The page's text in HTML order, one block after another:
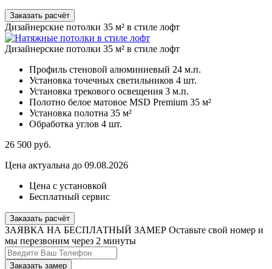
Заказать расчёт
Дизайнерские потолки 35 м² в стиле лофт
Дизайнерские потолки 35 м² в стиле лофт
Профиль стеновой алюминиевый 24 м.п.
Установка точечных светильников 4 шт.
Установка трекового освещения 3 м.п.
Полотно белое матовое MSD Premium 35 м²
Установка полотна 35 м²
Обработка углов 4 шт.
26 500 руб.
Цена актуальна до 09.08.2026
Цена с установкой
Бесплатный сервис
Заказать расчёт
ЗАЯВКА НА БЕСПЛАТНЫЙ ЗАМЕР Оставьте свой номер и
мы перезвоним через 2 минуты